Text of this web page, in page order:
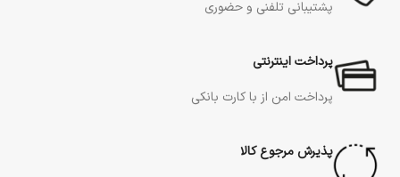
پشتیبانی تلفنی و حضوری
پرداخت اینترنتی
پرداخت امن از با کارت بانکی
پذیرش مرجوع کالا